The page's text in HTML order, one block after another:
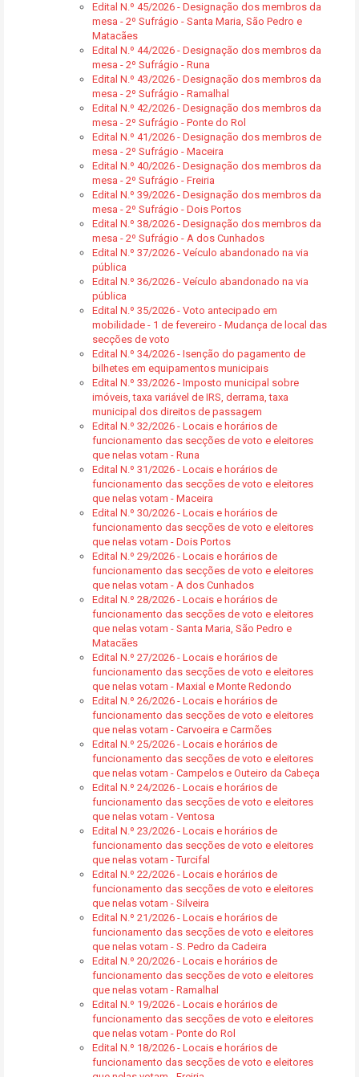
Edital N.º 45/2026 - Designação dos membros da
mesa - 2º Sufrágio - Santa Maria, São Pedro e
Matacães
Edital N.º 44/2026 - Designação dos membros da
mesa - 2º Sufrágio - Runa
Edital N.º 43/2026 - Designação dos membros da
mesa - 2º Sufrágio - Ramalhal
Edital N.º 42/2026 - Designação dos membros da
mesa - 2º Sufrágio - Ponte do Rol
Edital N.º 41/2026 - Designação dos membros de
mesa - 2º Sufrágio - Maceira
Edital N.º 40/2026 - Designação dos membros da
mesa - 2º Sufrágio - Freiria
Edital N.º 39/2026 - Designação dos membros da
mesa - 2º Sufrágio - Dois Portos
Edital N.º 38/2026 - Designação dos membros da
mesa - 2º Sufrágio - A dos Cunhados
Edital N.º 37/2026 - Veículo abandonado na via
pública
Edital N.º 36/2026 - Veículo abandonado na via
pública
Edital N.º 35/2026 - Voto antecipado em
mobilidade - 1 de fevereiro - Mudança de local das
secções de voto
Edital N.º 34/2026 - Isenção do pagamento de
bilhetes em equipamentos municipais
Edital N.º 33/2026 - Imposto municipal sobre
imóveis, taxa variável de IRS, derrama, taxa
municipal dos direitos de passagem
Edital N.º 32/2026 - Locais e horários de
funcionamento das secções de voto e eleitores
que nelas votam - Runa
Edital N.º 31/2026 - Locais e horários de
funcionamento das secções de voto e eleitores
que nelas votam - Maceira
Edital N.º 30/2026 - Locais e horários de
funcionamento das secções de voto e eleitores
que nelas votam - Dois Portos
Edital N.º 29/2026 - Locais e horários de
funcionamento das secções de voto e eleitores
que nelas votam - A dos Cunhados
Edital N.º 28/2026 - Locais e horários de
funcionamento das secções de voto e eleitores
que nelas votam - Santa Maria, São Pedro e
Matacães
Edital N.º 27/2026 - Locais e horários de
funcionamento das secções de voto e eleitores
que nelas votam - Maxial e Monte Redondo
Edital N.º 26/2026 - Locais e horários de
funcionamento das secções de voto e eleitores
que nelas votam - Carvoeira e Carmões
Edital N.º 25/2026 - Locais e horários de
funcionamento das secções de voto e eleitores
que nelas votam - Campelos e Outeiro da Cabeça
Edital N.º 24/2026 - Locais e horários de
funcionamento das secções de voto e eleitores
que nelas votam - Ventosa
Edital N.º 23/2026 - Locais e horários de
funcionamento das secções de voto e eleitores
que nelas votam - Turcifal
Edital N.º 22/2026 - Locais e horários de
funcionamento das secções de voto e eleitores
que nelas votam - Silveira
Edital N.º 21/2026 - Locais e horários de
funcionamento das secções de voto e eleitores
que nelas votam - S. Pedro da Cadeira
Edital N.º 20/2026 - Locais e horários de
funcionamento das secções de voto e eleitores
que nelas votam - Ramalhal
Edital N.º 19/2026 - Locais e horários de
funcionamento das secções de voto e eleitores
que nelas votam - Ponte do Rol
Edital N.º 18/2026 - Locais e horários de
funcionamento das secções de voto e eleitores